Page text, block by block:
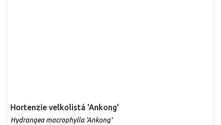
Hortenzie velkolistá 'Ankong'
Hydrangea macrophylla 'Ankong'